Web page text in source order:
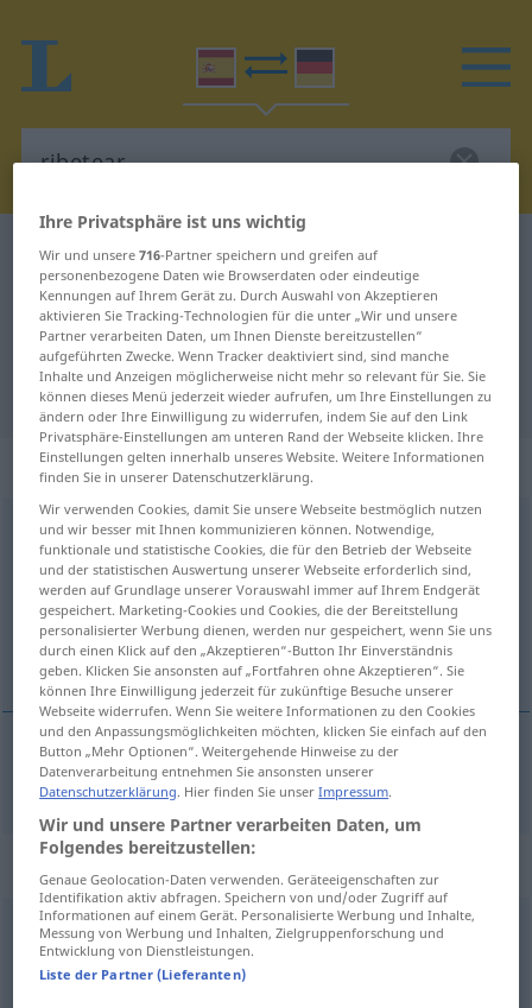
Spanisch-Deutsch Wörterbuch ribetear
Spanisch-Deutsch Übersetzung für
"ribetear"
"ribetear" Deutsch Übersetzung
„ribetear“: verbo transitivo
ribetear [rriβeteˈar]v/t
Übersicht aller Übersetzungen
(Für mehr Details die Übersetzung anklicken/antippen)
einfassen, umranden
einfassen,umranden ribetear
Synonyme für "ribetear"
orlar,filetear
Ihre Privatsphäre ist uns wichtig
Wir und unsere716-Partner speichern und greifen auf
personenbezogene Daten wie Browserdaten oder eindeutige
Kennungen auf Ihrem Gerät zu. Durch Auswahl von Akzeptieren
aktivieren Sie Tracking-Technologien für die unter „Wir und unsere
Partner verarbeiten Daten, um Ihnen Dienste bereitzustellen“
aufgeführten Zwecke. Wenn Tracker deaktiviert sind, sind manche
Inhalte und Anzeigen möglicherweise nicht mehr so relevant für Sie. Sie
können dieses Menü jederzeit wieder aufrufen, um Ihre Einstellungen zu
ändern oder Ihre Einwilligung zu widerrufen, indem Sie auf den Link
Privatsphäre-Einstellungen am unteren Rand der Webseite klicken. Ihre
Einstellungen gelten innerhalb unseres Website. Weitere Informationen
finden Sie in unserer Datenschutzerklärung.
Wir verwenden Cookies, damit Sie unsere Webseite bestmöglich nutzen
und wir besser mit Ihnen kommunizieren können. Notwendige,
funktionale und statistische Cookies, die für den Betrieb der Webseite
und der statistischen Auswertung unserer Webseite erforderlich sind,
werden auf Grundlage unserer Vorauswahl immer auf Ihrem Endgerät
gespeichert. Marketing-Cookies und Cookies, die der Bereitstellung
personalisierter Werbung dienen, werden nur gespeichert, wenn Sie uns
durch einen Klick auf den „Akzeptieren“-Button Ihr Einverständnis
geben. Klicken Sie ansonsten auf „Fortfahren ohne Akzeptieren“. Sie
können Ihre Einwilligung jederzeit für zukünftige Besuche unserer
Webseite widerrufen. Wenn Sie weitere Informationen zu den Cookies
und den Anpassungsmöglichkeiten möchten, klicken Sie einfach auf den
Button „Mehr Optionen“. Weitergehende Hinweise zu der
Datenverarbeitung entnehmen Sie ansonsten unserer
Datenschutzerklärung. Hier finden Sie unserImpressum.
Wir und unsere Partner verarbeiten Daten, um
Folgendes bereitzustellen:
Genaue Geolocation-Daten verwenden. Geräteeigenschaften zur
Identifikation aktiv abfragen. Speichern von und/oder Zugriff auf
Informationen auf einem Gerät. Personalisierte Werbung und Inhalte,
Messung von Werbung und Inhalten, Zielgruppenforschung und
Entwicklung von Dienstleistungen.
Liste der Partner (Lieferanten)